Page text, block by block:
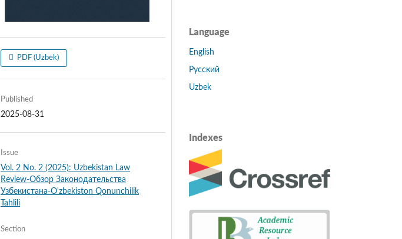
PDF (Uzbek)
Published
2025-08-31
Issue
Vol. 2 No. 2 (2025): Uzbekistan Law
Review-Обзор Законодательства
Узбекистана-O'zbekiston Qonunchilik
Tahlili
Section
Language
English
Русский
Uzbek
Indexes